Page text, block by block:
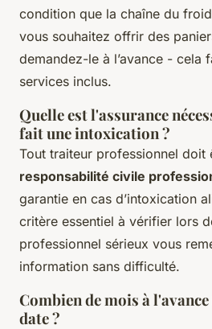
condition que la chaîne du
vous souhaitez offrir des
demandez-le à l’avance - cela
services inclus.
Quelle est l'assurance
fait une intoxication ?
Tout traiteur professionnel doit
responsabilité civile
garantie en cas d’intoxication
critère essentiel à vérifier lors
professionnel sérieux vous
information sans difficulté.
Combien de mois à
date ?